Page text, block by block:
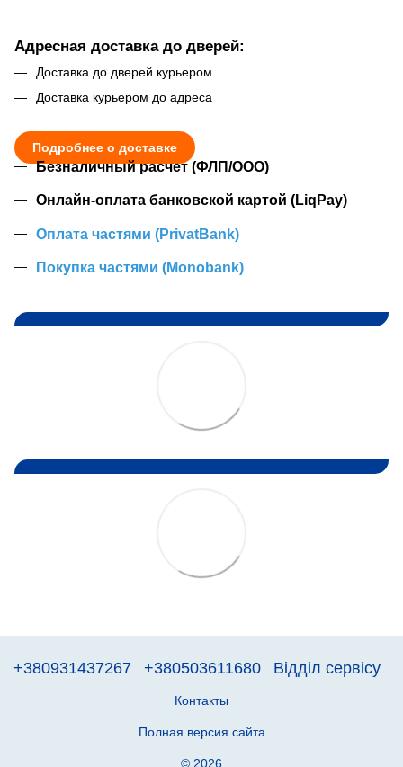
Адресная доставка до дверей:
Доставка до дверей курьером
Доставка курьером до адреса
Подробнее о доставке
Безналичный расчет (ФЛП/ООО)
Онлайн-оплата банковской картой (LiqPay)
Оплата частями (PrivatBank)
Покупка частями (Monobank)
+380931437267 +380503611680 Відділ сервісу
Контакты
Полная версия сайта
© 2026